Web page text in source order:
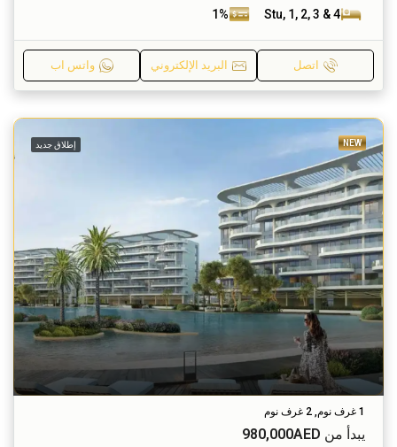
Stu, 1, 2, 3 & 4
1%
اتصل البريد الإلكتروني واتس اب
NEW إطلاق جديد
1 غرف نوم, 2 غرف نوم
يبدأ من 980,000AED